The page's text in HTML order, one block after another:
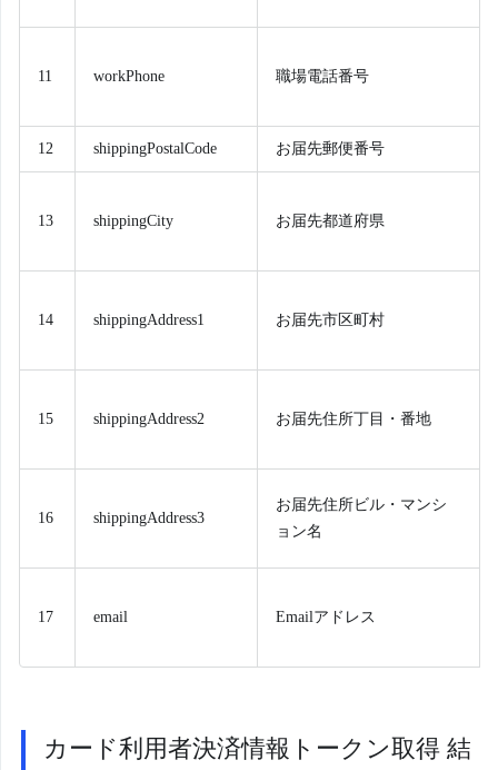
11 workPhone 職場電話番号
12 shippingPostalCode お届先郵便番号
13 shippingCity お届先都道府県
14 shippingAddress1 お届先市区町村
15 shippingAddress2 お届先住所丁目・番地
16 shippingAddress3
お届先住所ビル・マンシ
ョン名
17 email Emailアドレス
カード利用者決済情報トークン取得 結